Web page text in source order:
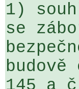
1)
se